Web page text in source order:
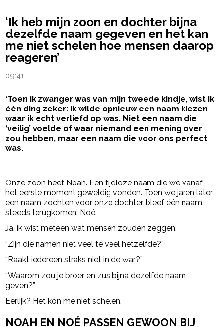
‘Ik heb mijn zoon en dochter bijna
dezelfde naam gegeven en het kan
me niet schelen hoe mensen daarop
reageren’
09:41
‘Toen ik zwanger was van mijn tweede kindje, wist ik
één ding zeker: ik wilde opnieuw een naam kiezen
waar ik echt verliefd op was. Niet een naam die
‘veilig’ voelde of waar niemand een mening over
zou hebben, maar een naam die voor ons perfect
was.
Onze zoon heet Noah. Een tijdloze naam die we vanaf
het eerste moment geweldig vonden. Toen we jaren later
een naam zochten voor onze dochter, bleef één naam
steeds terugkomen: Noé.
Ja, ik wist meteen wat mensen zouden zeggen.
“Zijn die namen niet veel te veel hetzelfde?”
“Raakt iedereen straks niet in de war?”
“Waarom zou je broer en zus bijna dezelfde naam
geven?”
Eerlijk? Het kon me niet schelen.
NOAH EN NOÉ PASSEN GEWOON BIJ